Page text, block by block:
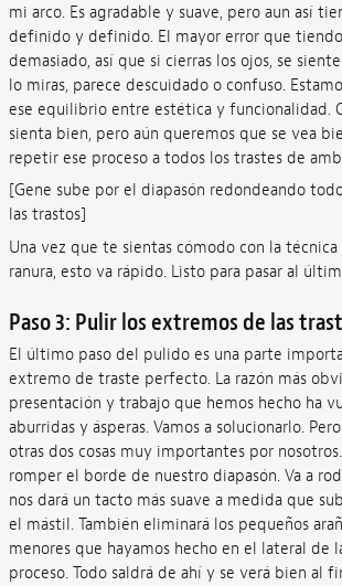
mi arco. Es agradable y suave, pero aun así
definido y definido. El mayor error que
demasiado, así que si cierras los ojos, se
lo miras, parece descuidado o confuso.
ese equilibrio entre estética y funcionalidad.
sienta bien, pero aún queremos que se vea
repetir ese proceso a todos los trastes de
[Gene sube por el diapasón redondeando
las trastos]
Una vez que te sientas cómodo con la
ranura, esto va rápido. Listo para pasar al
Paso 3: Pulir los extremos de las
El último paso del pulido es una parte
extremo de traste perfecto. La razón más
presentación y trabajo que hemos hecho ha
aburridas y ásperas. Vamos a solucionarlo.
otras dos cosas muy importantes por
romper el borde de nuestro diapasón. Va a
nos dará un tacto más suave a medida que
el mástil. También eliminará los pequeños
menores que hayamos hecho en el lateral de
proceso. Todo saldrá de ahí y se verá bien al